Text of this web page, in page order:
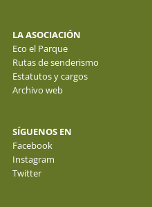
LA ASOCIACIÓN
Eco el Parque
Rutas de senderismo
Estatutos y cargos
Archivo web
SÍGUENOS EN
Facebook
Instagram
Twitter